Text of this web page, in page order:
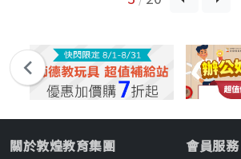
關於敦煌教育集團 會員服務